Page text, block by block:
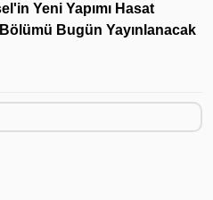
Yeni Yapımı Hasat
Bugün Yayınlanacak